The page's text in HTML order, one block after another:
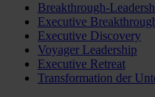
Breakthrough-
Executive
Executive Discovery
Voyager Leadership
Executive Retreat
Transformation der